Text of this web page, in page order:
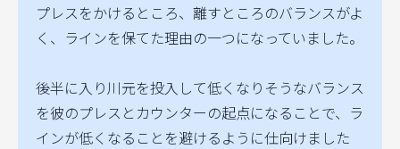
プレスをかけるところ、離すところのバランスがよ
く、ラインを保てた理由の一つになっていました。
後半に入り川元を投入して低くなりそうなバランス
を彼のプレスとカウンターの起点になることで、ラ
インが低くなることを避けるように仕向けました